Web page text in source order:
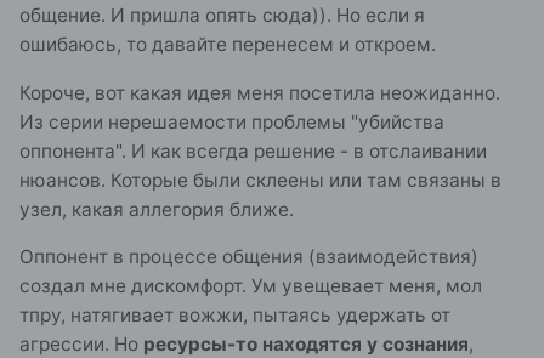
общение. И пришла опять сюда)). Но если я
ошибаюсь, то давайте перенесем и откроем.
Короче, вот какая идея меня посетила неожиданно.
Из серии нерешаемости проблемы "убийства
оппонента". И как всегда решение - в отслаивании
нюансов. Которые были склеены или там связаны в
узел, какая аллегория ближе.
Оппонент в процессе общения (взаимодействия)
создал мне дискомфорт. Ум увещевает меня, мол
тпру, натягивает вожжи, пытаясь удержать от
агрессии. Но ресурсы-то находятся у сознания,